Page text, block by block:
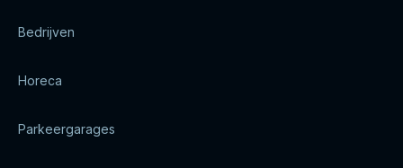
Bedrijven
Horeca
Parkeergarages